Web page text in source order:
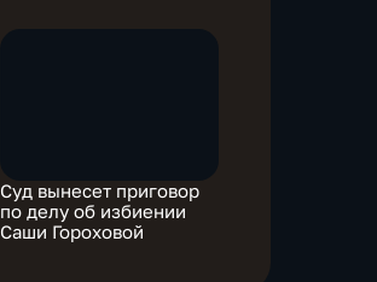
Суд вынесет приговор
по делу об избиении
Саши Гороховой